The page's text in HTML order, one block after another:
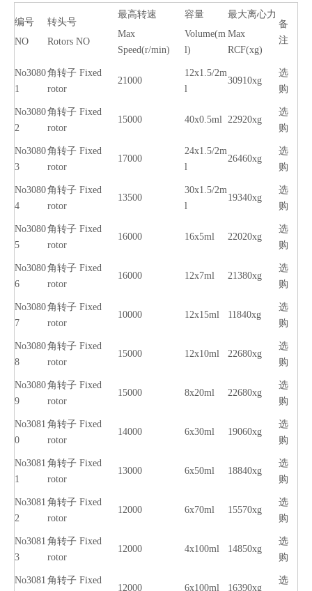
编号
NO
转头号
Rotors NO
最高转速
Max
Speed(r/min)
容量
Volume(m
l)
最大离心力
Max
RCF(xg)
备
注
No3080
1
角转子 Fixed
rotor
21000
12x1.5/2m
l
30910xg
选
购
No3080
2
角转子 Fixed
rotor
15000 40x0.5ml 22920xg
选
购
No3080
3
角转子 Fixed
rotor
17000
24x1.5/2m
l
26460xg
选
购
No3080
4
角转子 Fixed
rotor
13500
30x1.5/2m
l
19340xg
选
购
No3080
5
角转子 Fixed
rotor
16000 16x5ml 22020xg
选
购
No3080
6
角转子 Fixed
rotor
16000 12x7ml 21380xg
选
购
No3080
7
角转子 Fixed
rotor
10000 12x15ml 11840xg
选
购
No3080
8
角转子 Fixed
rotor
15000 12x10ml 22680xg
选
购
No3080
9
角转子 Fixed
rotor
15000 8x20ml 22680xg
选
购
No3081
0
角转子 Fixed
rotor
14000 6x30ml 19060xg
选
购
No3081
1
角转子 Fixed
rotor
13000 6x50ml 18840xg
选
购
No3081
2
角转子 Fixed
rotor
12000 6x70ml 15570xg
选
购
No3081
3
角转子 Fixed
rotor
12000 4x100ml 14850xg
选
购
No3081 角转子 Fixed
12000 6x100ml 16390xg
选